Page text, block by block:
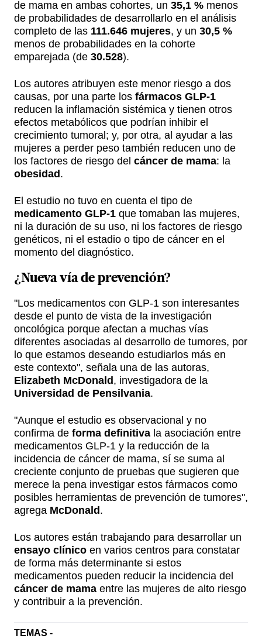
de mama en ambas cohortes, un 35,1 % menos
de probabilidades de desarrollarlo en el análisis
completo de las 111.646 mujeres, y un 30,5 %
menos de probabilidades en la cohorte
emparejada (de 30.528).
Los autores atribuyen este menor riesgo a dos
causas, por una parte los fármacos GLP-1
reducen la inflamación sistémica y tienen otros
efectos metabólicos que podrían inhibir el
crecimiento tumoral; y, por otra, al ayudar a las
mujeres a perder peso también reducen uno de
los factores de riesgo del cáncer de mama: la
obesidad.
El estudio no tuvo en cuenta el tipo de
medicamento GLP-1 que tomaban las mujeres,
ni la duración de su uso, ni los factores de riesgo
genéticos, ni el estadio o tipo de cáncer en el
momento del diagnóstico.
¿Nueva vía de prevención?
"Los medicamentos con GLP-1 son interesantes
desde el punto de vista de la investigación
oncológica porque afectan a muchas vías
diferentes asociadas al desarrollo de tumores, por
lo que estamos deseando estudiarlos más en
este contexto", señala una de las autoras,
Elizabeth McDonald , investigadora de la
Universidad de Pensilvania.
"Aunque el estudio es observacional y no
confirma de forma definitiva la asociación entre
medicamentos GLP-1 y la reducción de la
incidencia de cáncer de mama, sí se suma al
creciente conjunto de pruebas que sugieren que
merece la pena investigar estos fármacos como
posibles herramientas de prevención de tumores",
agrega McDonald .
Los autores están trabajando para desarrollar un
ensayo clínico en varios centros para constatar
de forma más determinante si estos
medicamentos pueden reducir la incidencia del
cáncer de mama entre las mujeres de alto riesgo
y contribuir a la prevención.
TEMAS -